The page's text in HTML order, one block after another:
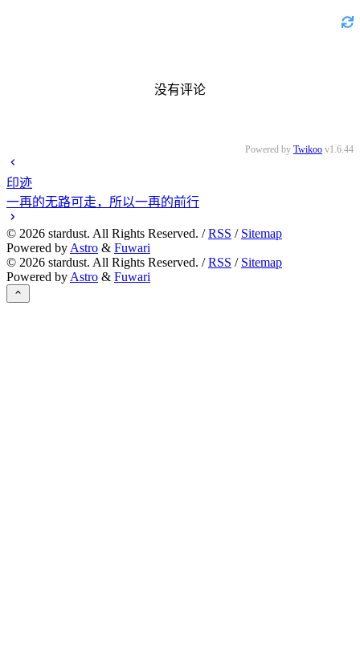
没有评论
Powered by Twikoo v1.6.44
印迹
一再的无路可走，所以一再的前行
© 2026 stardust. All Rights Reserved. /RSS / Sitemap
Powered by Astro & Fuwari
© 2026 stardust. All Rights Reserved. /RSS / Sitemap
Powered by Astro & Fuwari